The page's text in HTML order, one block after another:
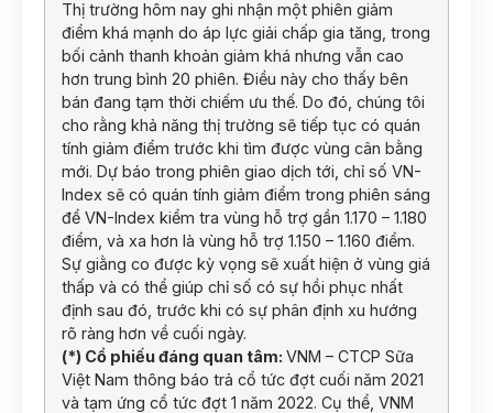
Thị trường hôm nay ghi nhận một phiên giảm
điểm khá mạnh do áp lực giải chấp gia tăng, trong
bối cảnh thanh khoản giảm khá nhưng vẫn cao
hơn trung bình 20 phiên. Điều này cho thấy bên
bán đang tạm thời chiếm ưu thế. Do đó, chúng tôi
cho rằng khả năng thị trường sẽ tiếp tục có quán
tính giảm điểm trước khi tìm được vùng cân bằng
mới. Dự báo trong phiên giao dịch tới, chỉ số VN-
Index sẽ có quán tính giảm điểm trong phiên sáng
để VN-Index kiểm tra vùng hỗ trợ gần 1.170 – 1.180
điểm, và xa hơn là vùng hỗ trợ 1.150 – 1.160 điểm.
Sự giằng co được kỳ vọng sẽ xuất hiện ở vùng giá
thấp và có thể giúp chỉ số có sự hồi phục nhất
định sau đó, trước khi có sự phân định xu hướng
rõ ràng hơn về cuối ngày.
(*) Cổ phiếu đáng quan tâm: VNM – CTCP Sữa
Việt Nam thông báo trả cổ tức đợt cuối năm 2021
và tạm ứng cổ tức đợt 1 năm 2022. Cụ thể, VNM